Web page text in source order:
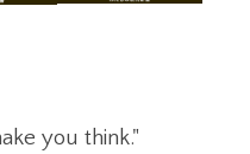
you think."